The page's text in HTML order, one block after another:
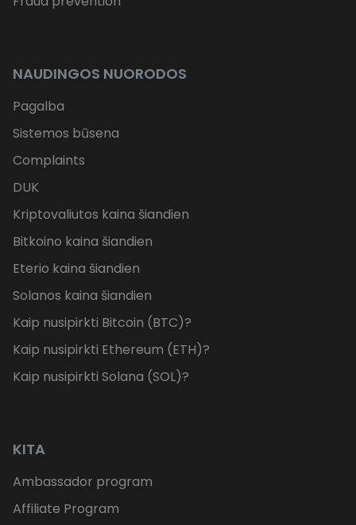
NAUDINGOS NUORODOS
Pagalba
Sistemos būsena
Complaints
DUK
Kriptovaliutos kaina šiandien
Bitkoino kaina šiandien
Eterio kaina šiandien
Solanos kaina šiandien
Kaip nusipirkti Bitcoin (BTC)?
Kaip nusipirkti Ethereum (ETH)?
Kaip nusipirkti Solana (SOL)?
KITA
Ambassador program
Affiliate Program